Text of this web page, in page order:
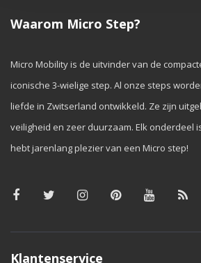
Waarom Micro Step?
Micro Mobility is de uitvinder van de
iconische 3-wielige step. Al onze steps
liefde in Zwitserland ontwikkeld. Ze zijn
veiligheid en zeer duurzaam. Elk onderdeel
hebt jarenlang plezier van een Micro step!
Klantenservice